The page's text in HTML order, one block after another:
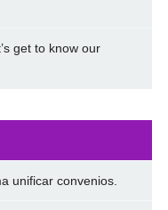
get to know our
unificar convenios.